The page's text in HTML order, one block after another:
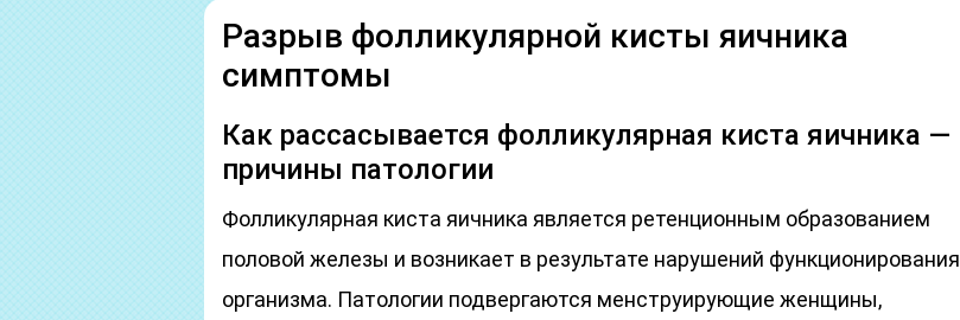
Разрыв фолликулярной кисты яичника
симптомы
Как рассасывается фолликулярная киста яичника —
причины патологии
Фолликулярная киста яичника является ретенционным образованием
половой железы и возникает в результате нарушений функционирования
организма. Патологии подвергаются менструирующие женщины,